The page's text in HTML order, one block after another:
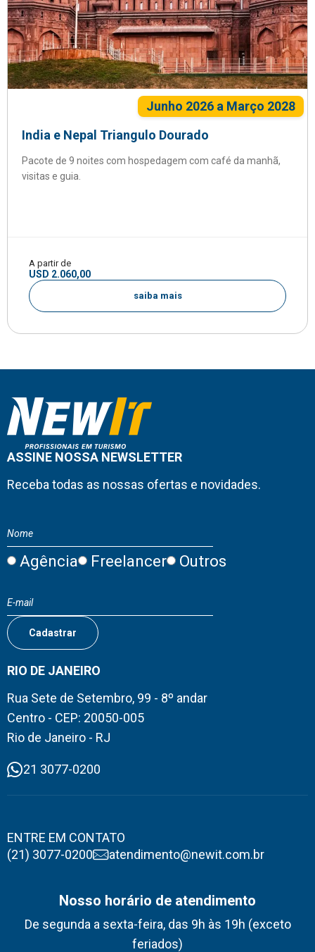
Junho 2026 a Março 2028
India e Nepal Triangulo Dourado
Pacote de 9 noites com hospedagem com café da manhã,
visitas e guia.
A partir de
USD 2.060,00
saiba mais
ASSINE NOSSA NEWSLETTER
Receba todas as nossas ofertas e novidades.
Agência Freelancer Outros
RIO DE JANEIRO
Rua Sete de Setembro, 99 - 8º andar
Centro - CEP: 20050-005
Rio de Janeiro - RJ
21 3077-0200
ENTRE EM CONTATO
(21) 3077-0200
atendimento@newit.com.br
Nosso horário de atendimento
De segunda a sexta-feira, das 9h às 19h (exceto
feriados)